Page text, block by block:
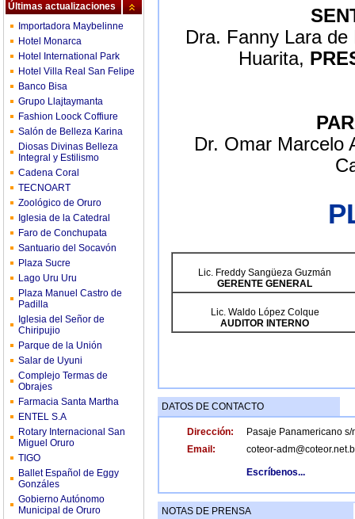
Últimas actualizaciones
Importadora Maybelinne
Hotel Monarca
Hotel International Park
Hotel Villa Real San Felipe
Banco Bisa
Grupo Llajtaymanta
Fashion Loock Coffiure
Salón de Belleza Karina
Diosas Divinas Belleza
Integral y Estilismo
Cadena Coral
TECNOART
Zoológico de Oruro
Iglesia de la Catedral
Faro de Conchupata
Santuario del Socavón
Plaza Sucre
Lago Uru Uru
Plaza Manuel Castro de
Padilla
Iglesia del Señor de
Chiripujio
Parque de la Unión
Salar de Uyuni
Complejo Termas de
Obrajes
Farmacia Santa Martha
ENTEL S.A
Rotary Internacional San
Miguel Oruro
TIGO
Ballet Español de Eggy
Gonzáles
Gobierno Autónomo
Municipal de Oruro
Dra. Fanny Lara
Huarita,
Dr. Omar Marcelo
Lic. Freddy Sangüeza Guzmán
GERENTE GENERAL
Lic. Waldo López Colque
AUDITOR INTERNO
DATOS DE CONTACTO
Dirección:
Pasaje Panamericano
Email:
coteor-
Escríbenos...
NOTAS DE PRENSA